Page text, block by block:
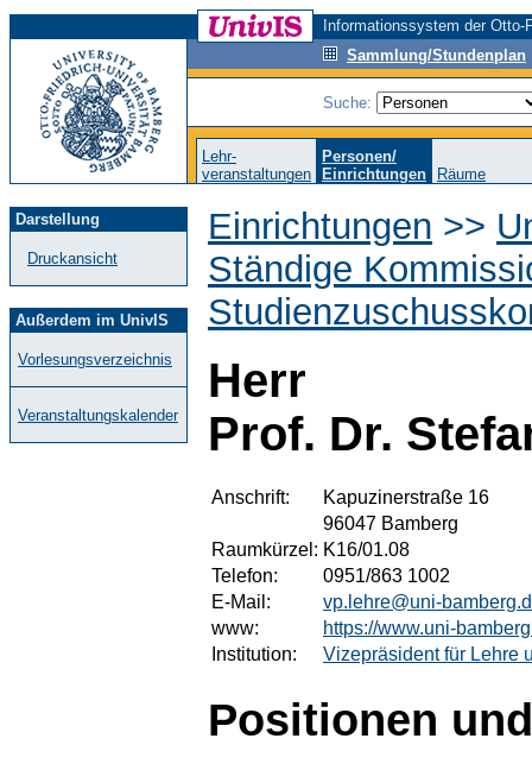
Informationssystem der
Sammlung/Stundenplan
Suche:
Lehr-
veranstaltungen
Personen/
Einrichtungen
Räume
Darstellung
Druckansicht
Außerdem im UnivIS
Vorlesungsverzeichnis
Veranstaltungskalender
Einrichtungen >>
Ständige
Herr
Prof. Dr.
Anschrift:
Kapuzinerstraße 16
96047 Bamberg
Raumkürzel: K16/01.08
Telefon:
0951/863 1002
E-Mail:
vp.lehre@uni-
www:
https://www.uni-
Institution:
Vizepräsident für Lehre
Positionen